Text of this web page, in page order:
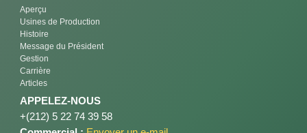
Aperçu
Usines de Production
Histoire
Message du Président
Gestion
Carrière
Articles
APPELEZ-NOUS
+(212) 5 22 74 39 58